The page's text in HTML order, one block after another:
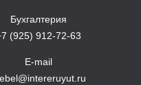
Бухгалтерия
(925) 912-72-63
E-mail